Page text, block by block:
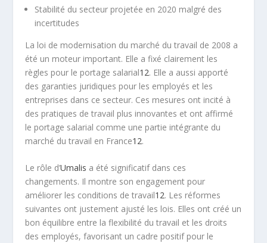
Stabilité du secteur projetée en 2020 malgré des
incertitudes
La loi de modernisation du marché du travail de 2008 a
été un moteur important. Elle a fixé clairement les
règles pour le portage salarial12. Elle a aussi apporté
des garanties juridiques pour les employés et les
entreprises dans ce secteur. Ces mesures ont incité à
des pratiques de travail plus innovantes et ont affirmé
le portage salarial comme une partie intégrante du
marché du travail en France12.
Le rôle d’Umalis a été significatif dans ces
changements. Il montre son engagement pour
améliorer les conditions de travail12. Les réformes
suivantes ont justement ajusté les lois. Elles ont créé un
bon équilibre entre la flexibilité du travail et les droits
des employés, favorisant un cadre positif pour le